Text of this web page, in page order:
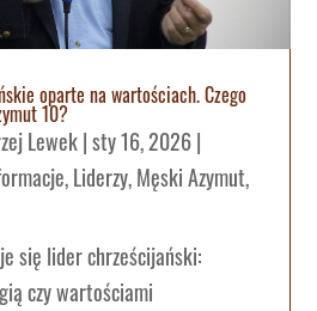
oparte na wartościach. Czego
10?
Lewek|sty 16, 2026|
,Liderzy,Męski Azymut,
się lider chrześcijański:
czy wartościami